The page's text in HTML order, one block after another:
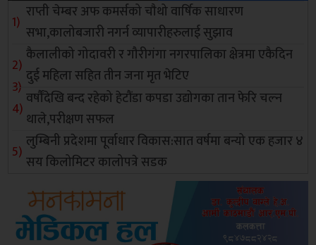
राप्ती चेम्बर अफ कमर्सको चाैथो वार्षिक साधारण
सभा,कालोबजारी नगर्न व्यापारीहरुलाई सुझाव
कैलालीको गोदावरी र गौरीगंगा नगरपालिका क्षेत्रमा एकैदिन
दुई महिला सहित तीन जना मृत भेटिए
वर्षौंदेखि बन्द रहेको हेटौंडा कपडा उद्योगका तान फेरि चल्न
थाले,परीक्षण सफल
लुम्बिनी प्रदेशमा पूर्वाधार विकास:सात वर्षमा बन्यो एक हजार ४
सय किलोमिटर कालोपत्रे सडक